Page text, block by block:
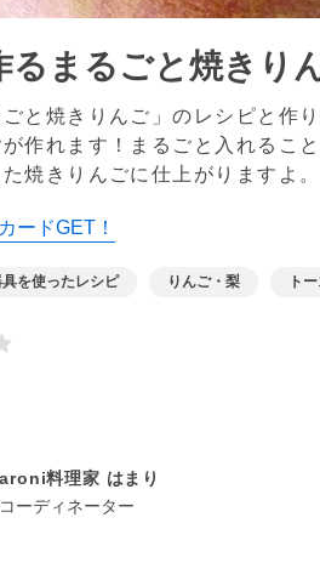
るまるごと焼きり
ごと焼きりんご」のレシピと作
作れます！まるごと入れるこ
焼きりんごに仕上がりますよ。
ードGET！
を使ったレシピ りんご・梨 ト
料理家 はまり
ーディネーター